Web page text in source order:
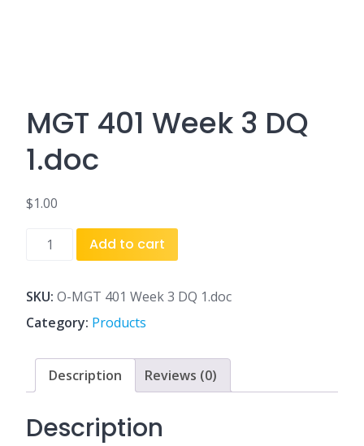
MGT 401 Week 3 DQ
1.doc
$1.00
MGT
3
DQ
quantity
Add to cart
SKU: O-MGT 401 Week 3 DQ 1.doc
Category: Products
Description Reviews (0)
Description